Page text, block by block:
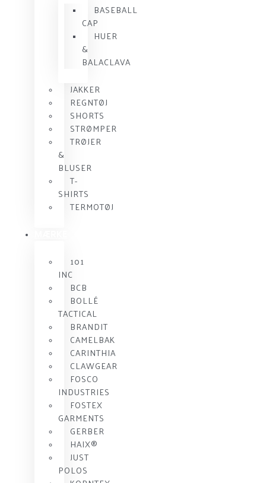
BASEBALL
CAP
HUER
&
BALACLAVA
JAKKER
REGNTØJ
SHORTS
STRØMPER
TRØJER
&
BLUSER
T-
SHIRTS
TERMOTØJ
101
INC
BCB
BOLLÉ
TACTICAL
BRANDIT
CAMELBAK
CARINTHIA
CLAWGEAR
FOSCO
INDUSTRIES
FOSTEX
GARMENTS
GERBER
HAIX®
JUST
POLOS